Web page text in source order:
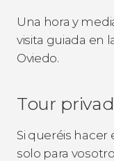
Una hora y
visita guiada en
Oviedo.
Tour
Si queréis hacer
solo para